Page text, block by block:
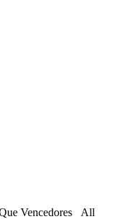
Vencedores All